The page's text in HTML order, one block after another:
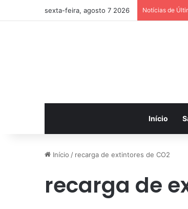
sexta-feira, agosto 7 2026 Notícias de
Início
Início / recarga de extintores de CO2
recarga de